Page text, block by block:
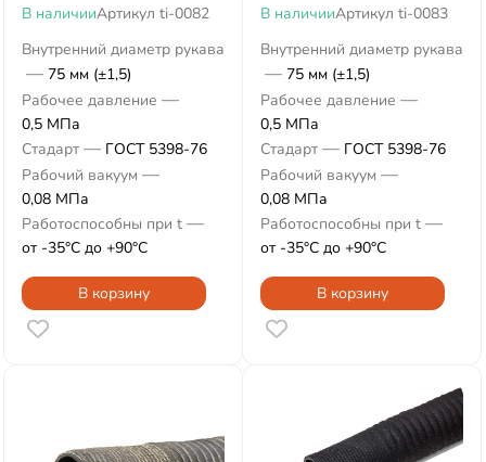
В наличииАртикул ti-0082
Внутренний диаметр рукава
— 75 мм (±1,5)
Рабочее давление —
0,5 МПа
Стадарт — ГОСТ 5398-76
Рабочий вакуум —
0,08 МПа
Работоспособны при t —
от -35°С до +90°С
В корзину
В наличииАртикул ti-0083
Внутренний диаметр рукава
— 75 мм (±1,5)
Рабочее давление —
0,5 МПа
Стадарт — ГОСТ 5398-76
Рабочий вакуум —
0,08 МПа
Работоспособны при t —
от -35°С до +90°С
В корзину